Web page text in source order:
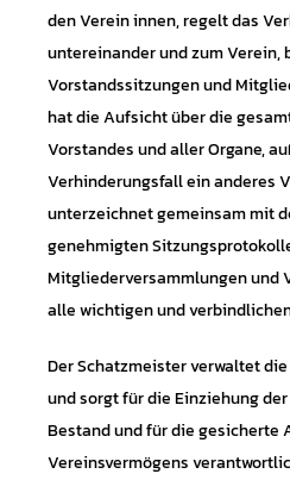
den Verein innen, regelt das
untereinander und zum
Vorstandssitzungen und
hat die Aufsicht über die
Vorstandes und aller Organe,
Verhinderungsfall ein anderes
unterzeichnet gemeinsam mit
genehmigten
Mitgliederversammlungen und
alle wichtigen und
Der Schatzmeister verwaltet
und sorgt für die Einziehung
Bestand und für die gesicherte
Vereinsvermögens